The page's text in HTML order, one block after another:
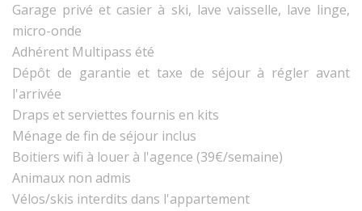
Garage privé et casier à ski, lave vaisselle, lave linge,
micro-onde
Adhérent Multipass été
Dépôt de garantie et taxe de séjour à régler avant
l'arrivée
Draps et serviettes fournis en kits
Ménage de fin de séjour inclus
Boitiers wifi à louer à l'agence (39€/semaine)
Animaux non admis
Vélos/skis interdits dans l'appartement